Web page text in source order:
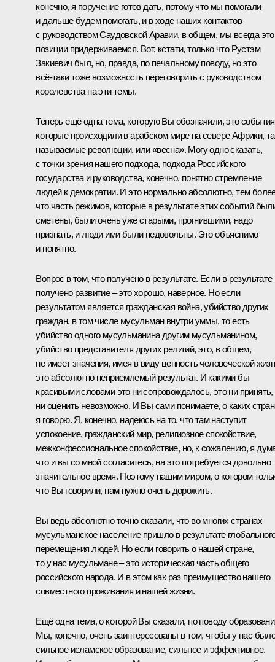
конечно, я поручение готов дать, потому что мы помогали
и дальше будем помогать, и в ходе наших контактов
с руководством Саудовской Аравии, в общем, мы всегда
позиции придерживаемся. Вот, кстати, только что Рустэм
Закиевич был, но, правда, по печальному поводу, но это
всё‑таки тоже возможность переговорить с руководством
королевства на эти темы.
Теперь ещё одна тема, которую Вы обозначили, это
которые происходили в арабском мире на севере Африки,
называемые революции, или «весна». Могу одно сказать,
с точки зрения нашего подхода, подхода Российского
государства и руководства, конечно, понятно стремление
людей к демократии. И это нормально абсолютно, тем
что часть режимов, которые в результате этих событий
сметены, были очень уже старыми, прогнившими, надо
признать, и люди ими были недовольны. Это объяснимо
и понятно.
Вопрос в том, что получено в результате. Если в результате
получено развитие – это хорошо, наверное. Но если
результатом является гражданская война, убийство других
граждан, в том числе мусульман внутри уммы, то есть
убийство одного мусульманина другим мусульманином,
убийство представителя других религий, это, в общем,
не имеет значения, имея в виду ценность человеческой
это абсолютно неприемлемый результат. И какими бы
красивыми словами это ни сопровождалось, это ни принять,
ни оценить невозможно. И Вы сами понимаете, о каких
я говорю. Я, конечно, надеюсь на то, что там наступит
успокоение, гражданский мир, религиозное спокойствие,
межконфессиональное спокойствие, но, к сожалению, я
что и вы со мной согласитесь, на это потребуется довольно
значительное время. Поэтому нашим миром, о котором
что Вы говорили, нам нужно очень дорожить.
Вы ведь абсолютно точно сказали, что во многих странах
мусульманское население пришло в результате
перемещения людей. Но если говорить о нашей стране,
то у нас мусульмане – это историческая часть общего
российского народа. И в этом как раз преимущество нашего
совместного проживания и нашей жизни.
Ещё одна тема, о которой Вы сказали, по поводу
Мы, конечно, очень заинтересованы в том, чтобы у нас
сильное исламское образование, сильное и эффективное.